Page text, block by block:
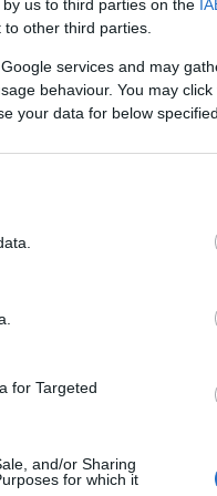
us to third parties on the
other third parties.
services and may
behaviour. You may
your data for below
for Targeted
and/or Sharing
for which it
είναι ότι το
ζωής, αλλά σε
από τη Διεύθυνση
από την
συνοπτικά και
βαθύτατα